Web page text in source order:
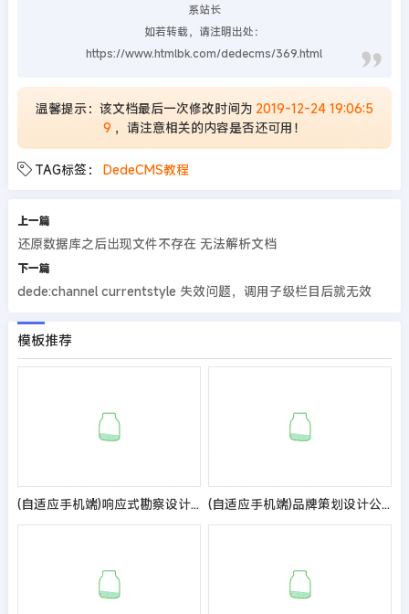
系站长
如若转载，请注明出处：
https://www.htmlbk.com/dedecms/369.html
温馨提示：该文档最后一次修改时间为 2019-12-24 19:06:5
9 ，请注意相关的内容是否还可用！
TAG标签： DedeCMS教程
上一篇
还原数据库之后出现文件不存在 无法解析文档
下一篇
dede:channel currentstyle 失效问题，调用子级栏目后就无效
模板推荐
(自适应手机端)响应式勘察设计院蓝色网站pbootcms模板 政府单位商会协会网站源码 (自适应手机端)品牌策划设计公司pbootcms网站模板 网络设计公司网站源码